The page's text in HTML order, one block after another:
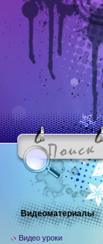
Видеоматериалы
Видео уроки